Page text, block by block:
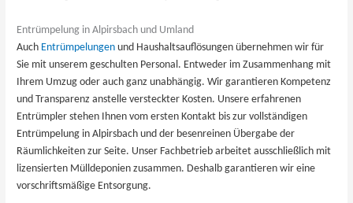
Entrümpelung in Alpirsbach und Umland
Auch Entrümpelungen und Haushaltsauflösungen übernehmen wir für
Sie mit unserem geschulten Personal. Entweder im Zusammenhang mit
Ihrem Umzug oder auch ganz unabhängig. Wir garantieren Kompetenz
und Transparenz anstelle versteckter Kosten. Unsere erfahrenen
Entrümpler stehen Ihnen vom ersten Kontakt bis zur vollständigen
Entrümpelung in Alpirsbach und der besenreinen Übergabe der
Räumlichkeiten zur Seite. Unser Fachbetrieb arbeitet ausschließlich mit
lizensierten Mülldeponien zusammen. Deshalb garantieren wir eine
vorschriftsmäßige Entsorgung.